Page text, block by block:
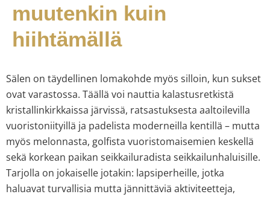
muutenkin kuin
hiihtämällä
Sälen on täydellinen lomakohde myös silloin, kun sukset
ovat varastossa. Täällä voi nauttia kalastusretkistä
kristallinkirkkaissa järvissä, ratsastuksesta aaltoilevilla
vuoristoniityillä ja padelista moderneilla kentillä – mutta
myös melonnasta, golfista vuoristomaisemien keskellä
sekä korkean paikan seikkailuradista seikkailunhaluisille.
Tarjolla on jokaiselle jotakin: lapsiperheille, jotka
haluavat turvallisia mutta jännittäviä aktiviteetteja,